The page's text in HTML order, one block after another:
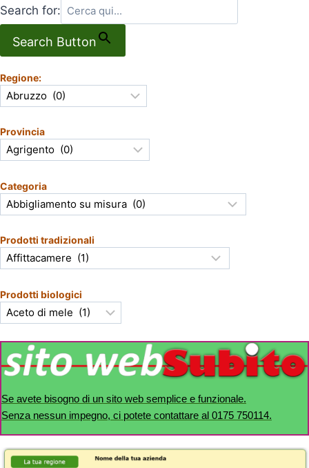
Search for:
Search Button
Regione:
Provincia
Categoria
Prodotti tradizionali
Prodotti biologici
Se avete bisogno di un sito web semplice e funzionale.
Senza nessun impegno, ci potete contattare al 0175 750114.